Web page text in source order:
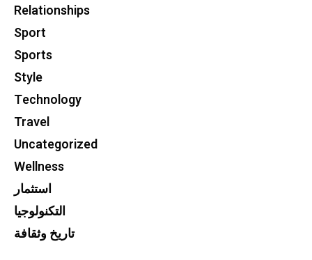
Relationships
Sport
Sports
Style
Technology
Travel
Uncategorized
Wellness
استثمار
التكنولوجيا
تاريخ وثقافة